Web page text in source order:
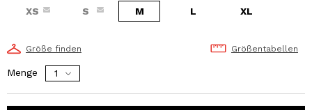
XS S M L XL
Größe finden Größentabellen
Menge